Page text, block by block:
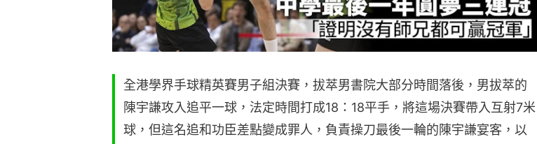
全港學界手球精英賽男子組決賽，拔萃男書院大部分時間落後，男拔萃的
陳宇謙攻入追平一球，法定時間打成18：18平手，將這場決賽帶入互射7米
球，但這名追和功臣差點變成罪人，負責操刀最後一輪的陳宇謙宴客，以